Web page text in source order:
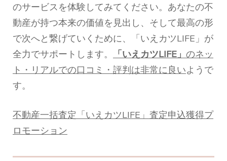
のサービスを体験してみてください。あなたの不
動産が持つ本来の価値を見出し、そして最高の形
で次へと繋げていくために、「いえカツLIFE」が
全力でサポートします。
「いえカツLIFE」 のネッ
ト・リアルでの口コミ・評判は非常に良いようで
す。
不動産一括査定「いえカツLIFE」査定申込獲得プ
ロモーション